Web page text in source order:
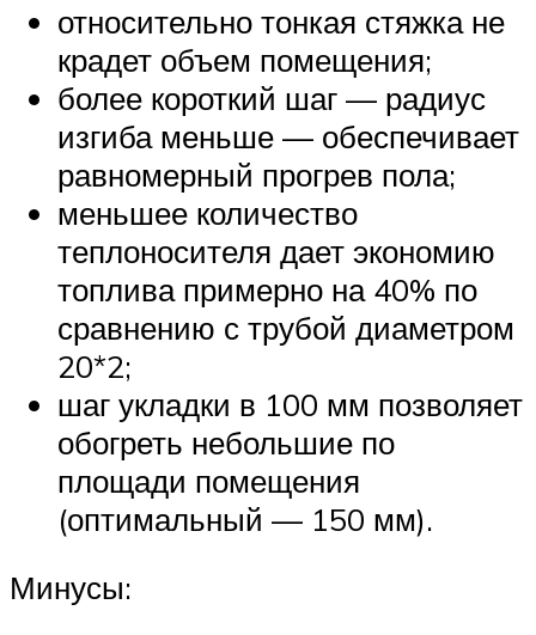
относительно тонкая стяжка не
крадет объем помещения;
более короткий шаг — радиус
изгиба меньше — обеспечивает
равномерный прогрев пола;
меньшее количество
теплоносителя дает экономию
топлива примерно на 40% по
сравнению с трубой диаметром
20*2;
шаг укладки в 100 мм позволяет
обогреть небольшие по
площади помещения
(оптимальный — 150 мм).
Минусы: